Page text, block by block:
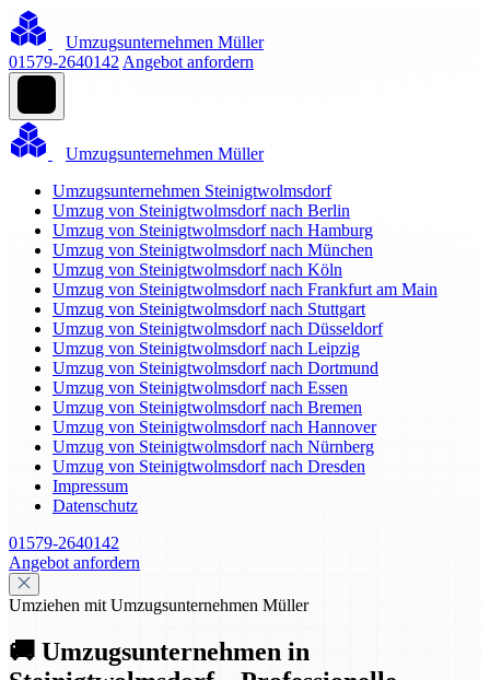
Umzugsunternehmen Müller
01579-2640142 Angebot anfordern
Umzugsunternehmen Müller
Umzugsunternehmen Steinigtwolmsdorf
Umzug von Steinigtwolmsdorf nach Berlin
Umzug von Steinigtwolmsdorf nach Hamburg
Umzug von Steinigtwolmsdorf nach München
Umzug von Steinigtwolmsdorf nach Köln
Umzug von Steinigtwolmsdorf nach Frankfurt am Main
Umzug von Steinigtwolmsdorf nach Stuttgart
Umzug von Steinigtwolmsdorf nach Düsseldorf
Umzug von Steinigtwolmsdorf nach Leipzig
Umzug von Steinigtwolmsdorf nach Dortmund
Umzug von Steinigtwolmsdorf nach Essen
Umzug von Steinigtwolmsdorf nach Bremen
Umzug von Steinigtwolmsdorf nach Hannover
Umzug von Steinigtwolmsdorf nach Nürnberg
Umzug von Steinigtwolmsdorf nach Dresden
Impressum
Datenschutz
01579-2640142
Angebot anfordern
Umziehen mit Umzugsunternehmen Müller
🚚 Umzugsunternehmen in